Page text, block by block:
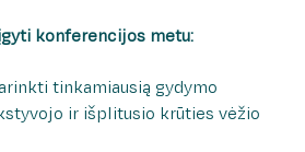
konferencijos metu:
tinkamiausią gydymo
ir išplitusio krūties vėžio